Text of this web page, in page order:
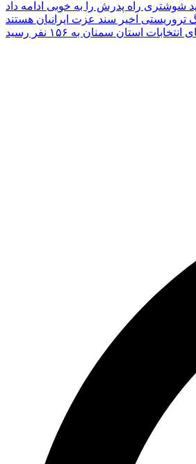
شوشتری راه پدرش را به خوبی ادامه داد
اخیر سند عزت ایرانیان هستند
استان سمنان به ۱۵۶ نفر رسید